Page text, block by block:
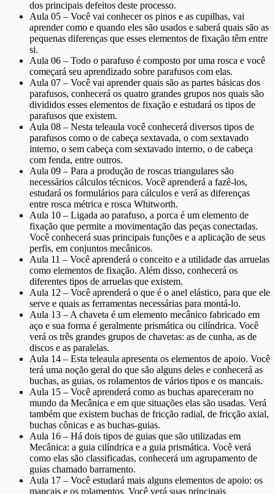
dos principais defeitos deste processo.
Aula 05 – Você vai conhecer os pinos e as cupilhas, vai
aprender como e quando eles são usados e saberá quais são as
pequenas diferenças que esses elementos de fixação têm entre
si.
Aula 06 – Todo o parafuso é composto por uma rosca e você
começará seu aprendizado sobre parafusos com elas.
Aula 07 – Você vai aprender quais são as partes básicas dos
parafusos, conhecerá os quatro grandes grupos nos quais são
divididos esses elementos de fixação e estudará os tipos de
parafusos que existem.
Aula 08 – Nesta teleaula você conhecerá diversos tipos de
parafusos como o de cabeça sextavada, o com sextavado
interno, o sem cabeça com sextavado interno, o de cabeça
com fenda, entre outros.
Aula 09 – Para a produção de roscas triangulares são
necessários cálculos técnicos. Você aprenderá a fazê-los,
estudará os formulários para cálculos e verá as diferenças
entre rosca métrica e rosca Whitworth.
Aula 10 – Ligada ao parafuso, a porca é um elemento de
fixação que permite a movimentação das peças conectadas.
Você conhecerá suas principais funções e a aplicação de seus
perfis, em conjuntos mecânicos.
Aula 11 – Você aprenderá o conceito e a utilidade das arruelas
como elementos de fixação. Além disso, conhecerá os
diferentes tipos de arruelas que existem.
Aula 12 – Você aprenderá o que é o anel elástico, para que ele
serve e quais as ferramentas necessárias para montá-lo.
Aula 13 – A chaveta é um elemento mecânico fabricado em
aço e sua forma é geralmente prismática ou cilíndrica. Você
verá os três grandes grupos de chavetas: as de cunha, as de
discos e as paralelas.
Aula 14 – Esta teleaula apresenta os elementos de apoio. Você
terá uma noção geral do que são alguns deles e conhecerá as
buchas, as guias, os rolamentos de vários tipos e os mancais.
Aula 15 – Você aprenderá como as buchas apareceram no
mundo da Mecânica e em que situações elas são usadas. Verá
também que existem buchas de fricção radial, de fricção axial,
buchas cônicas e as buchas-guias.
Aula 16 – Há dois tipos de guias que são utilizadas em
Mecânica: a guia cilíndrica e a guia prismática. Você verá
como elas são classificadas, conhecerá um agrupamento de
guias chamado barramento.
Aula 17 – Você estudará mais alguns elementos de apoio: os
mancais e os rolamentos. Você verá suas principais